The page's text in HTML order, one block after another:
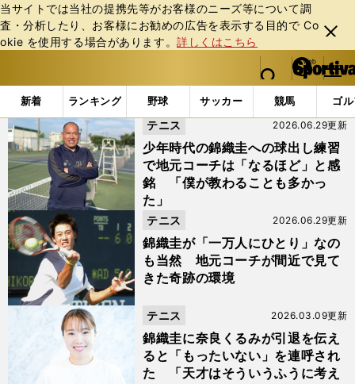
当サイトでは当社の提携先等がお客様のニーズ等について調
査・分析したり、お客様にお勧めの広告を表⽰する⽬的で Co
okie を使⽤する場合があります。詳しくはこちら
閉じ
る
web Sportiva (webスポルティーバ)
検索
マイペ
ー
ジ
メニュ
新着 ランキング 野球 サッカー 競馬 ゴ
b
ス
ポ
ル
テ
ー
バ
「#錦織圭という奇跡」の最新ニュース・ 情報 (2ページ目)
少年時代の錦織圭への球出し練習
で地元コーチは「なるほど」と感
銘 「僕が教わることも多かっ
た」
2026.06.29更新
テニス
錦織圭が「一万人にひとり」なの
も当然 地元コーチが間近で見て
きた奇跡の環境
2026.06.29更新
テニス
錦織圭に奈良くるみが引退を伝え
ると「もったいない」を連呼され
た 「天才はそういうふうに考え
2026.03.09更新
テニス